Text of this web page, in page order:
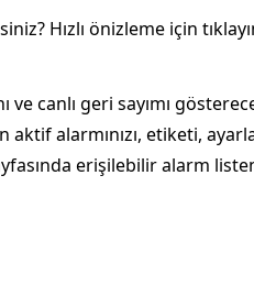
Hızlı önizleme için
canlı geri sayımı
alarmınızı, etiketi,
erişilebilir alarm